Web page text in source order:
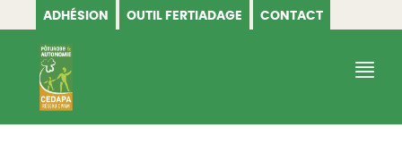
ADHÉSION OUTIL FERTIADAGE CONTACT
CEDAPA